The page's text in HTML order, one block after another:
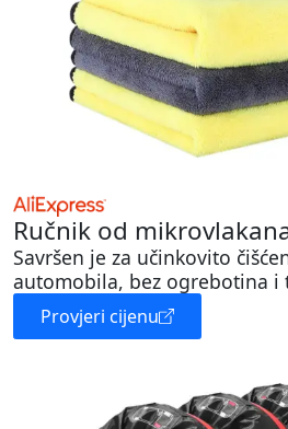
Ručnik od
Savršen je za učinkovito
automobila, bez ogrebotina i
Provjeri cijenu